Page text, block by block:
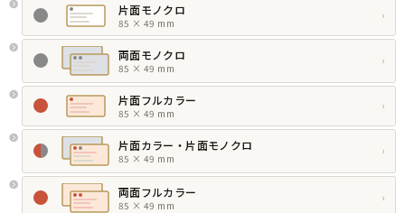
片面モノクロ
85 × 49 mm
›
両面モノクロ
85 × 49 mm
›
片面フルカラー
85 × 49 mm
›
片面カラー・片面モノクロ
85 × 49 mm
›
両面フルカラー
85 × 49 mm
›